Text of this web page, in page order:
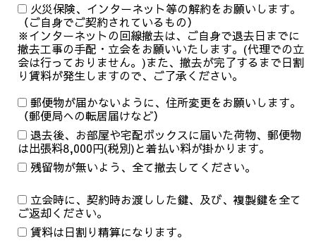
火災保険、インターネット等の解約をお願いします。
（ご自身でご契約されているもの）
※インターネットの回線撤去は、ご自身で退去日までに
撤去工事の手配・立会をお願いいたします。(代理での立
会は行っておりません。)また、撤去が完了するまで日割
り賃料が発生しますので、ご了承ください。
郵便物が届かないように、住所変更をお願いします。
（郵便局への転居届けなど）
退去後、お部屋や宅配ボックスに届いた荷物、郵便物
は出張料8,000円(税別)と着払い料が掛かります。
残留物が無いよう、全て撤去してください。
立会時に、契約時お渡しした鍵、及び、複製鍵を全て
ご返却ください。
賃料は日割り精算になります。